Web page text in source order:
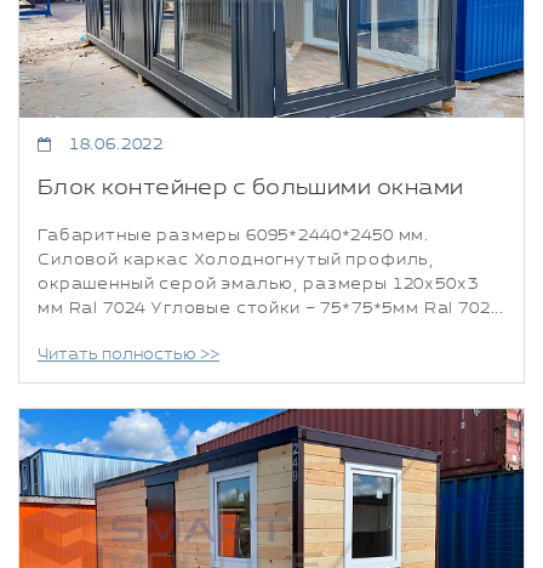
18.06.2022
Блок контейнер с большими окнами
Габаритные размеры 6095*2440*2450 мм.
Силовой каркас Холодногнутый профиль,
окрашенный серой эмалью, размеры 120х50х3
мм Ral 7024 Угловые стойки – 75*75*5мм Ral 702...
Читать полностью >>